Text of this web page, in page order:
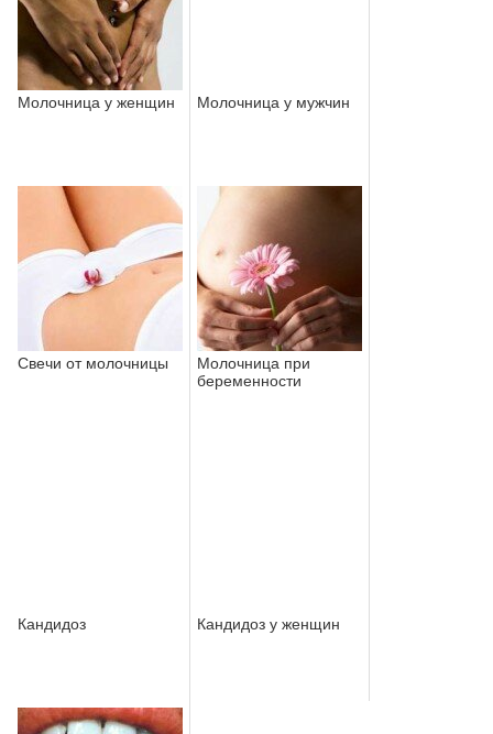
Молочница у женщин Молочница у мужчин
Свечи от молочницы
Молочница при
беременности
Кандидоз Кандидоз у женщин